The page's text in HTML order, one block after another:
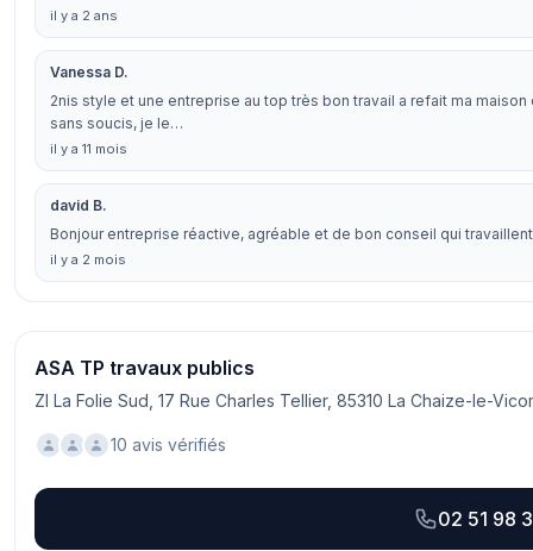
il y a 2 ans
Vanessa D.
2nis style et une entreprise au top très bon travail a refait ma
sans soucis, je le…
il y a 11 mois
david B.
Bonjour entreprise réactive, agréable et de bon conseil qui
il y a 2 mois
ASA TP travaux publics
ZI La Folie Sud, 17 Rue Charles Tellier, 85310 La Chaize-le-
10 avis vérifiés
02 51 98